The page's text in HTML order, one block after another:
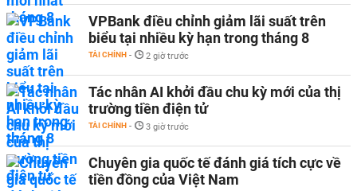
VPBank điều chỉnh giảm lãi suất trên
biểu tại nhiều kỳ hạn trong tháng 8
TÀI CHÍNH - 2 giờ trước
Tác nhân AI khởi đầu chu kỳ mới của thị
trường tiền điện tử
TÀI CHÍNH - 3 giờ trước
Chuyên gia quốc tế đánh giá tích cực về
tiền đồng của Việt Nam